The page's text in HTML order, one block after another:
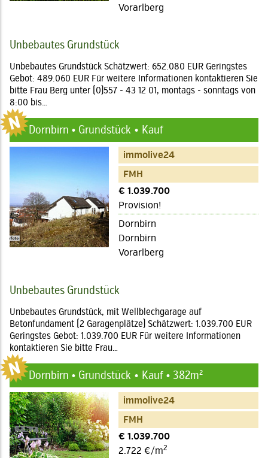
Vorarlberg
Unbebautes Grundstück
Unbebautes Grundstück Schätzwert: 652.080 EUR Geringstes
Gebot: 489.060 EUR Für weitere Informationen kontaktieren Sie
bitte Frau Berg unter (0)557 - 43 12 01, montags - sonntags von
8:00 bis…
Dornbirn • Grundstück Kauf
immolive24
FMH
€ 1.039.700
Provision!
Dornbirn
Dornbirn
Vorarlberg
Unbebautes Grundstück
Unbebautes Grundstück, mit Wellblechgarage auf
Betonfundament (2 Garagenplätze) Schätzwert: 1.039.700 EUR
Geringstes Gebot: 1.039.700 EUR Für weitere Informationen
kontaktieren Sie bitte Frau…
Dornbirn • Grundstück Kauf • 382m²
immolive24
FMH
€ 1.039.700
2.722 €/m2